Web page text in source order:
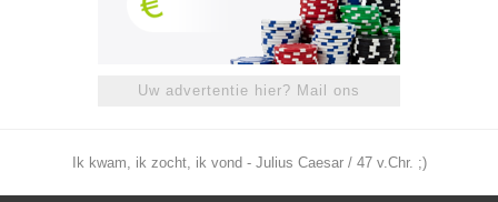
Uw advertentie hier? Mail ons
Ik kwam, ik zocht, ik vond - Julius Caesar / 47 v.Chr. ;)